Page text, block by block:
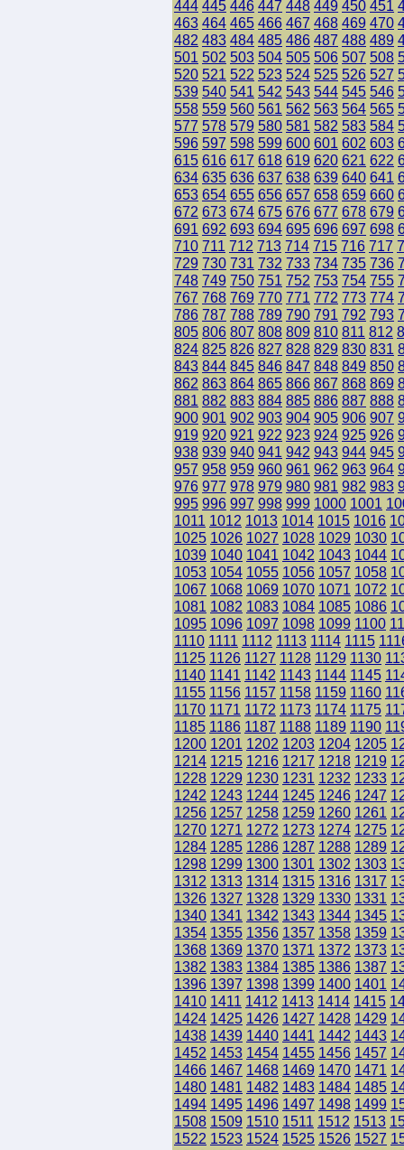
444 445 446 447 448 449 450 451
463 464 465 466 467 468 469 470
482 483 484 485 486 487 488 489
501 502 503 504 505 506 507 508
520 521 522 523 524 525 526 527
539 540 541 542 543 544 545 546
558 559 560 561 562 563 564 565
577 578 579 580 581 582 583 584
596 597 598 599 600 601 602 603
615 616 617 618 619 620 621 622
634 635 636 637 638 639 640 641
653 654 655 656 657 658 659 660
672 673 674 675 676 677 678 679
691 692 693 694 695 696 697 698
710 711 712 713 714 715 716 717
729 730 731 732 733 734 735 736
748 749 750 751 752 753 754 755
767 768 769 770 771 772 773 774
786 787 788 789 790 791 792 793
805 806 807 808 809 810 811 812
824 825 826 827 828 829 830 831
843 844 845 846 847 848 849 850
862 863 864 865 866 867 868 869
881 882 883 884 885 886 887 888
900 901 902 903 904 905 906 907
919 920 921 922 923 924 925 926
938 939 940 941 942 943 944 945
957 958 959 960 961 962 963 964
976 977 978 979 980 981 982 983
995 996 997 998 999 1000 1001
1011 1012 1013 1014 1015 1016
1025 1026 1027 1028 1029 1030
1039 1040 1041 1042 1043 1044
1053 1054 1055 1056 1057 1058
1067 1068 1069 1070 1071 1072
1081 1082 1083 1084 1085 1086
1095 1096 1097 1098 1099 1100
1110 1111 1112 1113 1114 1115
1125 1126 1127 1128 1129 1130
1140 1141 1142 1143 1144 1145
1155 1156 1157 1158 1159 1160
1170 1171 1172 1173 1174 1175
1185 1186 1187 1188 1189 1190
1200 1201 1202 1203 1204 1205
1214 1215 1216 1217 1218 1219
1228 1229 1230 1231 1232 1233
1242 1243 1244 1245 1246 1247
1256 1257 1258 1259 1260 1261
1270 1271 1272 1273 1274 1275
1284 1285 1286 1287 1288 1289
1298 1299 1300 1301 1302 1303
1312 1313 1314 1315 1316 1317
1326 1327 1328 1329 1330 1331
1340 1341 1342 1343 1344 1345
1354 1355 1356 1357 1358 1359
1368 1369 1370 1371 1372 1373
1382 1383 1384 1385 1386 1387
1396 1397 1398 1399 1400 1401
1410 1411 1412 1413 1414 1415
1424 1425 1426 1427 1428 1429
1438 1439 1440 1441 1442 1443
1452 1453 1454 1455 1456 1457
1466 1467 1468 1469 1470 1471
1480 1481 1482 1483 1484 1485
1494 1495 1496 1497 1498 1499
1508 1509 1510 1511 1512 1513
1522 1523 1524 1525 1526 1527